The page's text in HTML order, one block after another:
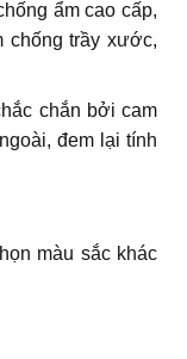
ẩm cao cấp,
chống trầy xước,
chắn bởi cam
đem lại tính
màu sắc khác